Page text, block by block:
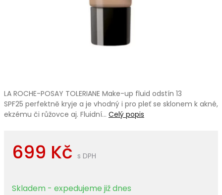
LA ROCHE-POSAY TOLERIANE Make-up fluid odstín 13
SPF25 perfektně kryje a je vhodný i pro pleť se sklonem k akné,
ekzému či růžovce aj. Fluidní… Celý popis
699 Kč s DPH
Skladem - expedujeme již dnes